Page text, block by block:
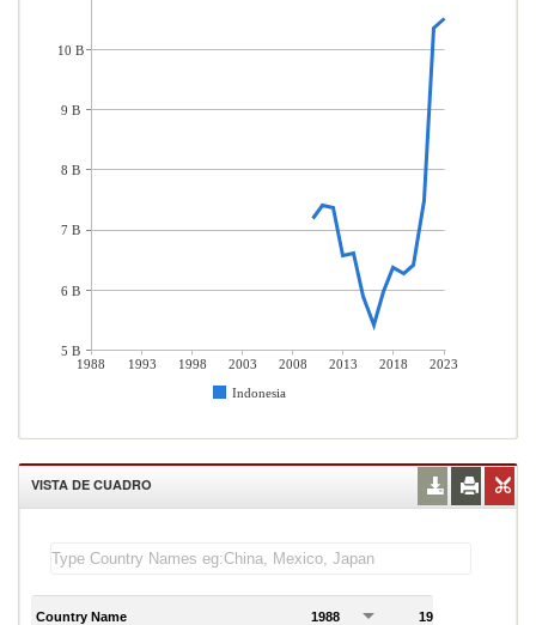
1988 1993 1998 2003 2008 2013 2018
2023
Indonesia
10 B
9 B
8 B
7 B
6 B
5 B
VISTA DE CUADRO
Country Name 1988 1989